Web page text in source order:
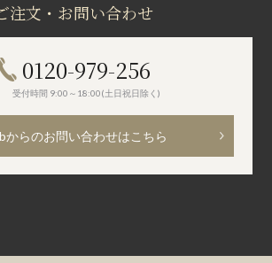
注文・お問い合わせ
0120-979-256
受付時間 9:00～18:00(土日祝日除く)
からのお問い合わせはこちら